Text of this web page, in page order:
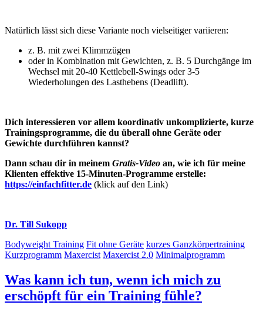
Natürlich lässt sich diese Variante noch vielseitiger variieren:
z. B. mit zwei Klimmzügen
oder in Kombination mit Gewichten, z. B. 5 Durchgänge im
Wechsel mit 20-40 Kettlebell-Swings oder 3-5
Wiederholungen des Lasthebens (Deadlift).
Dich interessieren vor allem koordinativ unkomplizierte, kurze
Trainingsprogramme, die du überall ohne Geräte oder
Gewichte durchführen kannst?
Dann schau dir in meinem Gratis-Video an, wie ich für meine
Klienten effektive 15-Minuten-Programme erstelle:
https://einfachfitter.de (klick auf den Link)
Dr. Till Sukopp
Bodyweight Training Fit ohne Geräte kurzes Ganzkörpertraining
Kurzprogramm Maxercist Maxercist 2.0 Minimalprogramm
Was kann ich tun, wenn ich mich zu
erschöpft für ein Training fühle?